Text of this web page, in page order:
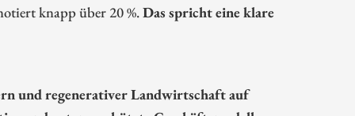
knapp über 20 %.Das spricht eine klare
und regenerativer Landwirtschaft auf